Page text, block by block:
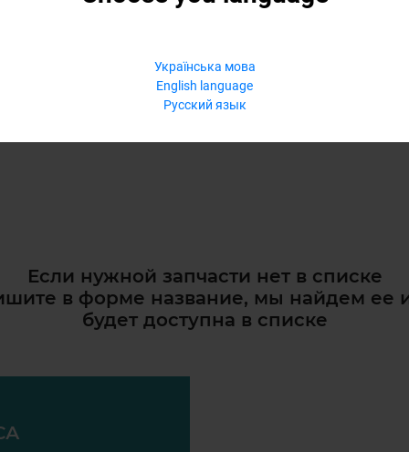
Українська мова
English language
Русский язык
Если нужной запчасти нет в списке
в форме название, мы найдем ее
будет доступна в списке